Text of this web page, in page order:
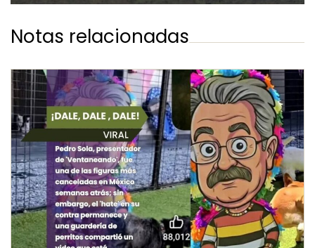
Notas relacionadas